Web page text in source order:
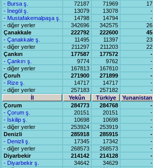
- Bursa ş.
72187 71969 17
- İnegöl ş.
13079 13078 -
- Mustafakemalpaşa ş.
14798 14794 -
- diğer yerler
342696 342575 26
Çanakkale
222792 222600 45
- Çanakkale ş.
11495 11397 23
- diğer yerler
211297 211203 22
Çankırı
177587 177572 -
- Çankırı ş.
9774 9762 -
- diğer yerler
167813 167810 -
Çoruh
271900 271899 -
- Rize ş.
14717 14717 -
- diğer yerler
257183 257182 -
İl
Yekûn Türkiye Yunanistan
Çorum
284773 284768 -
- Çorum ş.
20151 20151 -
- İskilip ş.
10698 10698 -
- diğer yerler
253924 253919 -
Denizli
285918 285915 -
- Denizli ş.
17345 17342 -
- diğer yerler
268573 268573 -
Diyarbekir
214142 214128 -
- Diyarbekir ş.
34642 34629 -